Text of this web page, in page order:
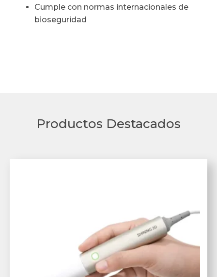
Cumple con normas internacionales de
bioseguridad
Productos Destacados